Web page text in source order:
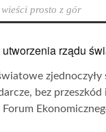
wieści prosto z gór
rządu
bez